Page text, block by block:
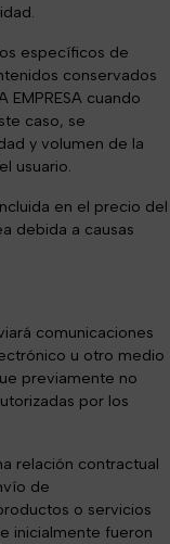
específicos de
conservados
cuando
caso, se
y volumen de la
usuario.
en el precio del
debida a causas
comunicaciones
u otro medio
previamente no
por los
relación contractual
de
o servicios
inicialmente fueron